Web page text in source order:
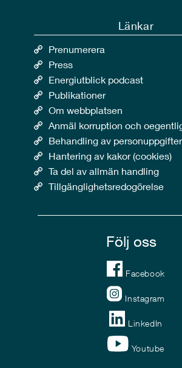
Länkar
Prenumerera
Press
Energiutblick podcast
Publikationer
Om webbplatsen
Anmäl korruption och
Behandling av personuppgifter
Hantering av kakor (cookies)
Ta del av allmän handling
Tillgänglighetsredogörelse
Följ oss
Facebook
Instagram
LinkedIn
Youtube